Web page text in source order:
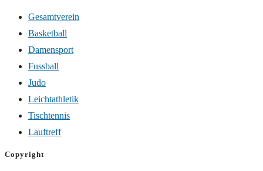
Gesamtverein
Basketball
Damensport
Fussball
Judo
Leichtathletik
Tischtennis
Lauftreff
Copyright